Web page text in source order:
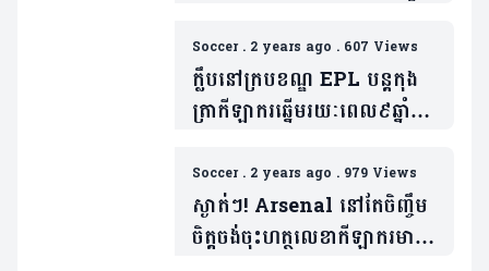
Soccer. 2 years ago . 607 Views
ក្លឹបនៅក្របខណ្ឌ EPL បន្តកុង
ត្រាកីឡាករឆ្នើមរយៈពេល៩ឆ្នាំ
Soccer. 2 years ago . 979 Views
ស្ងាត់ៗ! Arsenal​ នៅតែចិញ្ចឹម
ចិត្តចង់ចុះហត្ថលេខាកីឡាករមាន